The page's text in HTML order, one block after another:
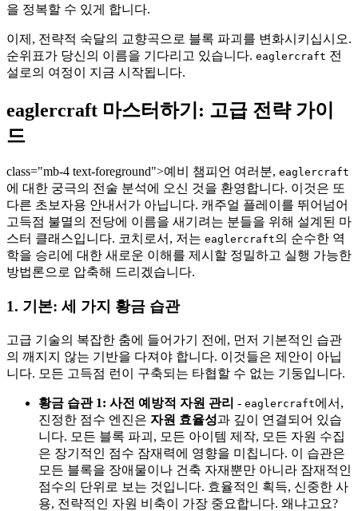
을 정복할 수 있게 합니다.
이제, 전략적 숙달의 교향곡으로 블록 파괴를 변화시키십시오.
순위표가 당신의 이름을 기다리고 있습니다. eaglercraft 전
설로의 여정이 지금 시작됩니다.
eaglercraft 마스터하기: 고급 전략 가이
드
class="mb-4 text-foreground">예비 챔피언 여러분, eaglercraft
에 대한 궁극의 전술 분석에 오신 것을 환영합니다. 이것은 또
다른 초보자용 안내서가 아닙니다. 캐주얼 플레이를 뛰어넘어
고득점 불멸의 전당에 이름을 새기려는 분들을 위해 설계된 마
스터 클래스입니다. 코치로서, 저는 eaglercraft의 순수한 역
학을 승리에 대한 새로운 이해를 제시할 정밀하고 실행 가능한
방법론으로 압축해 드리겠습니다.
1. 기본: 세 가지 황금 습관
고급 기술의 복잡한 춤에 들어가기 전에, 먼저 기본적인 습관
의 깨지지 않는 기반을 다져야 합니다. 이것들은 제안이 아닙
니다. 모든 고득점 런이 구축되는 타협할 수 없는 기둥입니다.
황금 습관 1: 사전 예방적 자원 관리 - eaglercraft에서,
진정한 점수 엔진은 자원 효율성과 깊이 연결되어 있습
니다. 모든 블록 파괴, 모든 아이템 제작, 모든 자원 수집
은 장기적인 점수 잠재력에 영향을 미칩니다. 이 습관은
모든 블록을 장애물이나 건축 자재뿐만 아니라 잠재적인
점수의 단위로 보는 것입니다. 효율적인 획득, 신중한 사
용, 전략적인 자원 비축이 가장 중요합니다. 왜냐고요?